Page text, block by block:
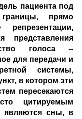
пациента под
прямо
представления
голоса --
для передачи и
системы,
в котором эти
пересекаются
цитируемым
являются сны, в